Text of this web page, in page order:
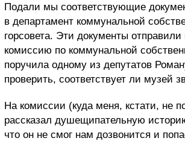
Подали мы соответствующие
в департамент коммунальной
горсовета. Эти документы отправили
комиссию по коммунальной
поручила одному из депутатов
проверить, соответствует ли музей
На комиссии (куда меня, кстати, не
рассказал душещипательную
что он не смог нам дозвонится и